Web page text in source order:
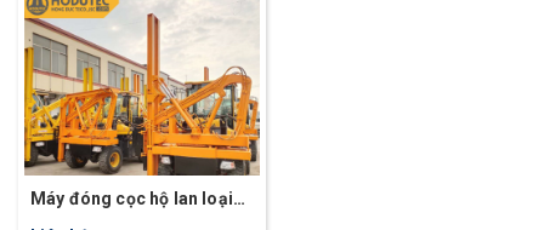
Máy đóng cọc hộ lan loại
lớn HD930